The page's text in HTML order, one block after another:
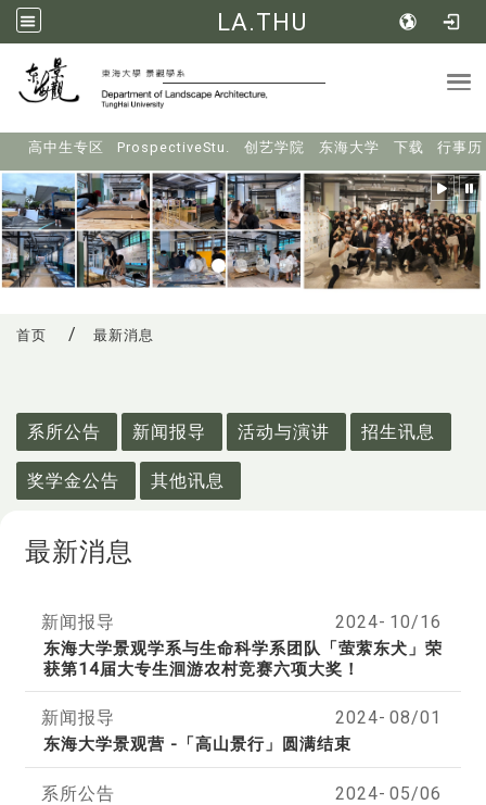
LA.THU
高中生专区 ProspectiveStu. 创艺学院 东海大学 下载 行事历
首页 最新消息
系所公告
新闻报导 活动与演讲 招生讯息
奖学金公告 其他讯息
最新消息
新闻报导
东海大学景观学系与生命科学系团队「萤萦东犬」荣
获第14届大专生洄游农村竞赛六项大奖！
2024- 10/16
新闻报导
东海大学景观营 -「高山景行」圆满结束
2024- 08/01
系所公告 2024- 05/06